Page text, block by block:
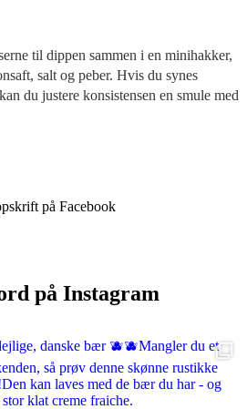
til dippen sammen i en minihakker,
salt og peber. Hvis du synes
du justere konsistensen en smule med
på Facebook
på Instagram